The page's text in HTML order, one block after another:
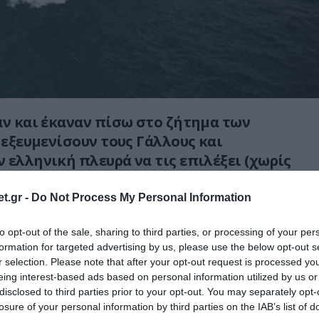
- Do Not Process My Personal Information
opt-out of the sale, sharing to third parties, or processing of your
for targeted advertising by us, please use the below opt-out
selection. Please note that after your opt-out request is processed
interest-based ads based on personal information utilized by us
to third parties prior to your opt-out. You may separately
of your personal information by third parties on the IAB’s list of
και έκαναν πίσω στο ζήτημα των
τους Γάλλους και
πλευρά να τις επιλέξει (χωρίς
μέσω… Ιταλίας για τις κορβέτες του
η Ελλάδα τις γαλλικές κορβέτες
εμφανίστηκαν οι Ιταλοί της Fincantieri
τους στα Ναυπηγεία Ελευσίνας.